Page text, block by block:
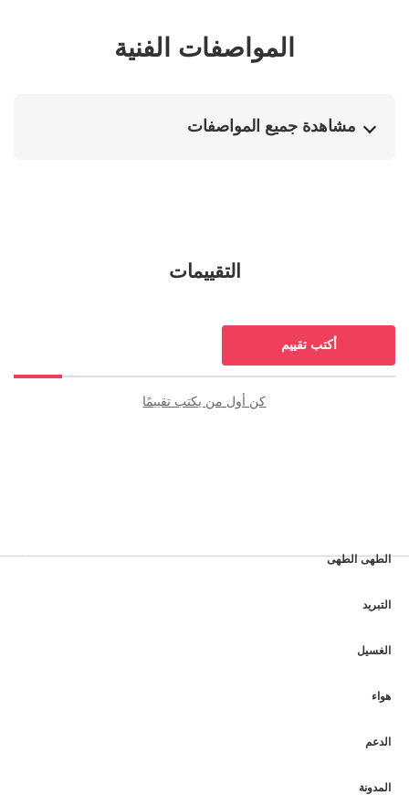
المواصفات الفنية
مشاهدة جميع المواصفات
التقييمات
أكتب تقييم
كن أول من يكتب تقييمًا
الطهى الطهى
التبريد
الغسيل
هواء
الدعم
المدونة